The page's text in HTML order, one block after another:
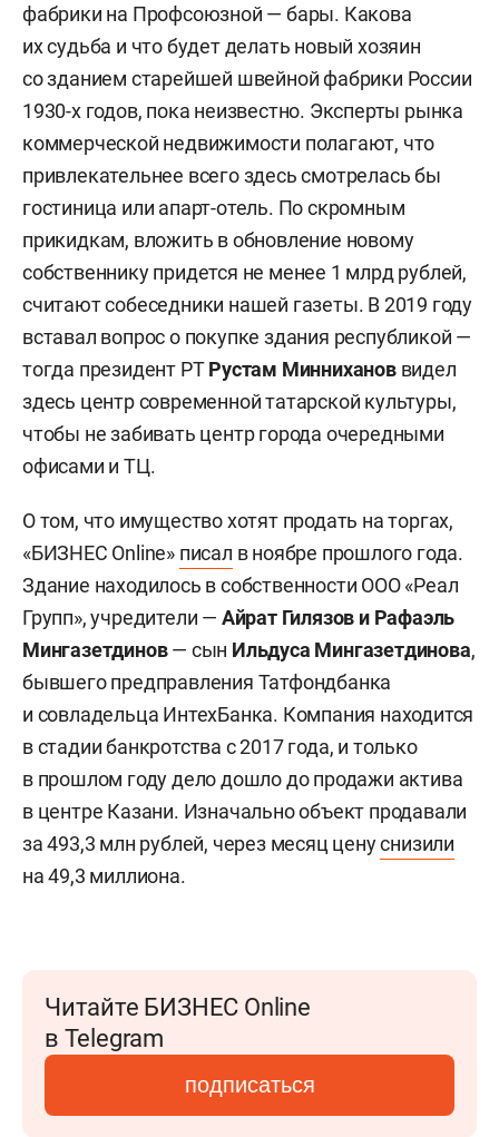
фабрики на Профсоюзной — бары. Какова
их судьба и что будет делать новый хозяин
со зданием старейшей швейной фабрики России
1930-х годов, пока неизвестно. Эксперты рынка
коммерческой недвижимости полагают, что
привлекательнее всего здесь смотрелась бы
гостиница или апарт-отель. По скромным
прикидкам, вложить в обновление новому
собственнику придется не менее 1 млрд рублей,
считают собеседники нашей газеты. В 2019 году
вставал вопрос о покупке здания республикой —
тогда президент РТРустам Миннихановвидел
здесь центр современной татарской культуры,
чтобы не забивать центр города очередными
офисами и ТЦ.
О том, что имущество хотят продать на торгах,
«БИЗНЕС Online» писал в ноябре прошлого года.
Здание находилось в собственности ООО «Реал
Групп», учредители — Айрат Гилязов и Рафаэль
Мингазетдинов— сын Ильдуса Мингазетдинова,
бывшего предправления Татфондбанка
и совладельца ИнтехБанка. Компания находится
в стадии банкротства с 2017 года, и только
в прошлом году дело дошло до продажи актива
в центре Казани. Изначально объект продавали
за 493,3 млн рублей, через месяц ценуснизили
на 49,3 миллиона.
Читайте БИЗНЕС Online
в Telegram
подписаться